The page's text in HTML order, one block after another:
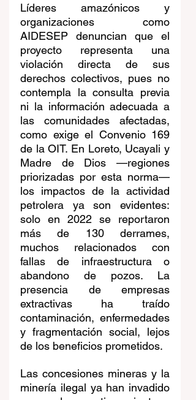
Líderes amazónicos y
organizaciones como
AIDESEP denuncian que el
proyecto representa una
violación directa de sus
derechos colectivos, pues no
contempla la consulta previa
ni la información adecuada a
las comunidades afectadas,
como exige el Convenio 169
de la OIT. En Loreto, Ucayali y
Madre de Dios —regiones
priorizadas por esta norma—
los impactos de la actividad
petrolera ya son evidentes:
solo en 2022 se reportaron
más de 130 derrames,
muchos relacionados con
fallas de infraestructura o
abandono de pozos. La
presencia de empresas
extractivas ha traído
contaminación, enfermedades
y fragmentación social, lejos
de los beneficios prometidos.
Las concesiones mineras y la
minería ilegal ya han invadido